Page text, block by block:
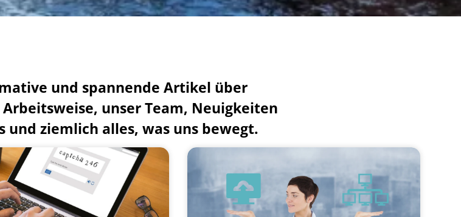
und spannende Artikel über
unser Team, Neuigkeiten
und ziemlich alles, was uns bewegt.